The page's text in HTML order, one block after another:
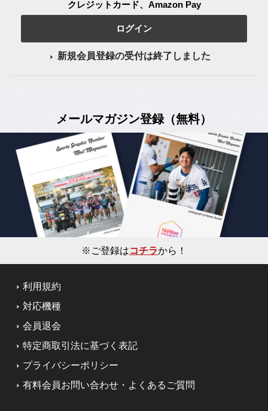
クレジットカード、Amazon Pay
ログイン
新規会員登録の受付は終了しました
メールマガジン登録（無料）
※ご登録はコチラから！
利用規約
対応機種
会員退会
特定商取引法に基づく表記
プライバシーポリシー
有料会員お問い合わせ・よくあるご質問